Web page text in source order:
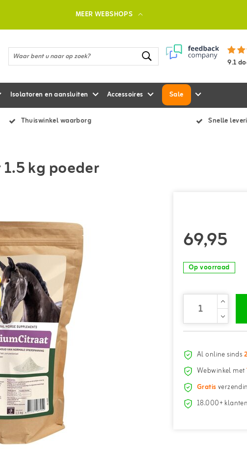
MEER WEBSHOPS
9.1
Isolatoren en aansluiten Accessoires Sale
Thuiswinkel waarborg Snelle
kg poeder
69,95
Op voorraad
Al online sinds
Webwinkel met
Gratis
18.000+